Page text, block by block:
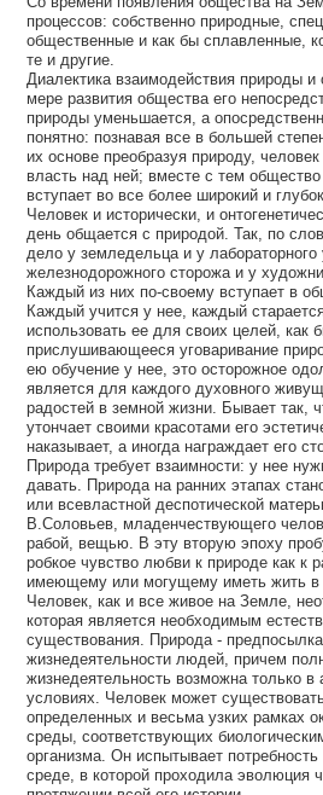
процессов: собственно природные,
общественные и как бы сплавленные,
те и другие.
Диалектика взаимодействия природы и
мере развития общества его
природы уменьшается, а
понятно: познавая все в большей
их основе преобразуя природу,
власть над ней; вместе с тем общество
вступает во все более широкий и
Человек и исторически, и
день общается с природой. Так, по
дело у земледельца и у лабораторного
железнодорожного сторожа и у
Каждый из них по-своему вступает в
Каждый учится у нее, каждый
использовать ее для своих целей, как
прислушивающееся уговаривание
ею обучение у нее, это осторожное
является для каждого духовного
радостей в земной жизни. Бывает так,
утончает своими красотами его
наказывает, а иногда награждает его
Природа требует взаимности: у нее
давать. Природа на ранних этапах
или всевластной деспотической
В.Соловьев, младенчествующего
рабой, вещью. В эту вторую эпоху
робкое чувство любви к природе как к
имеющему или могущему иметь жить в
Человек, как и все живое на Земле,
которая является необходимым
существования. Природа -
жизнедеятельности людей, причем
жизнедеятельность возможна только в
условиях. Человек может
определенных и весьма узких рамках
среды, соответствующих
организма. Он испытывает потребность
среде, в которой проходила эволюция